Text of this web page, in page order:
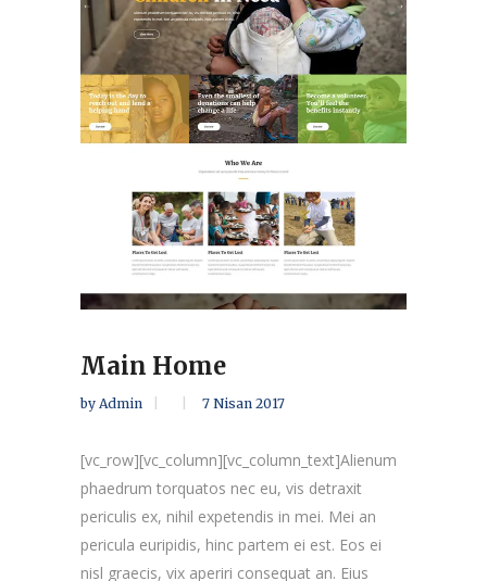
Main Home
by Admin 7 Nisan 2017
[vc_row][vc_column][vc_column_text]Alienum
phaedrum torquatos nec eu, vis detraxit
periculis ex, nihil expetendis in mei. Mei an
pericula euripidis, hinc partem ei est. Eos ei
nisl graecis, vix aperiri consequat an. Eius